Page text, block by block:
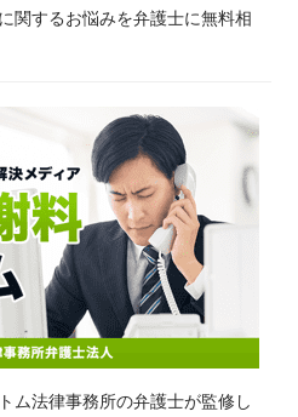
関するお悩みを弁護士に無料相
ム法律事務所の弁護士が監修し